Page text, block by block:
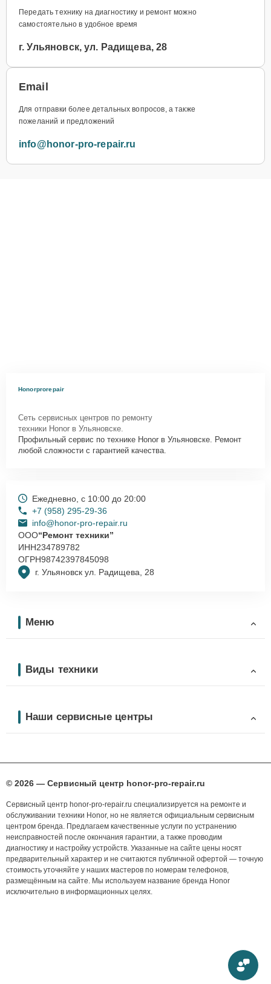
Передать технику на диагностику и ремонт можно
самостоятельно в удобное время
г. Ульяновск, ул. Радищева, 28
Email
Для отправки более детальных вопросов, а также
пожеланий и предложений
info@honor-pro-repair.ru
Honorprorepair
Сеть сервисных центров по ремонту
техники Honor в Ульяновске.
Профильный сервис по технике Honor в Ульяновске. Ремонт
любой сложности с гарантией качества.
г. Ульяновск ул. Радищева, 28
Ежедневно, с 10:00 до 20:00
+7 (958) 295-29-36
info@honor-pro-repair.ru
ООО“Ремонт техники”
ИНН234789782
ОГРН98742397845098
Меню
Виды техники
Наши сервисные центры
© 2026 — Сервисный центр honor-pro-repair.ru
Сервисный центр honor-pro-repair.ru специализируется на ремонте и
обслуживании техники Honor, но не является официальным сервисным
центром бренда. Предлагаем качественные услуги по устранению
неисправностей после окончания гарантии, а также проводим
диагностику и настройку устройств. Указанные на сайте цены носят
предварительный характер и не считаются публичной офертой — точную
стоимость уточняйте у наших мастеров по номерам телефонов,
размещённым на сайте. Мы используем название бренда Honor
исключительно в информационных целях.